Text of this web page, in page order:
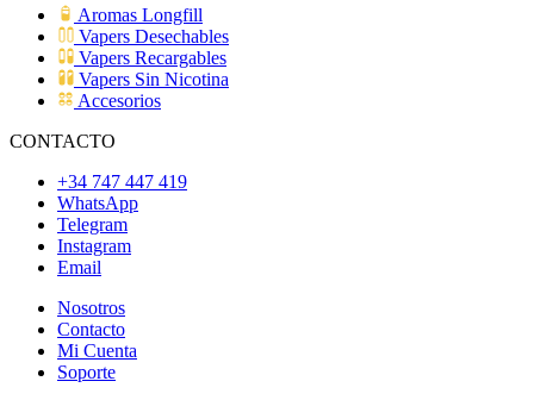
Aromas Longfill
Vapers Desechables
Vapers Recargables
Vapers Sin Nicotina
Accesorios
CONTACTO
+34 747 447 419
WhatsApp
Telegram
Instagram
Email
Nosotros
Contacto
Mi Cuenta
Soporte